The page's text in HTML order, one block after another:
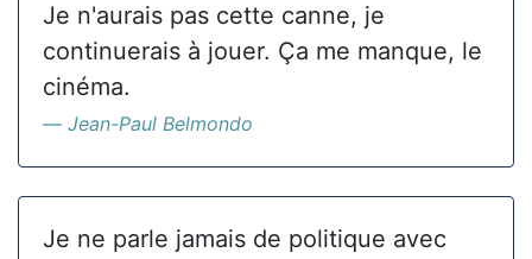
Je n'aurais pas cette canne, je
continuerais à jouer. Ça me manque, le
cinéma.
Jean-Paul Belmondo
Je ne parle jamais de politique avec